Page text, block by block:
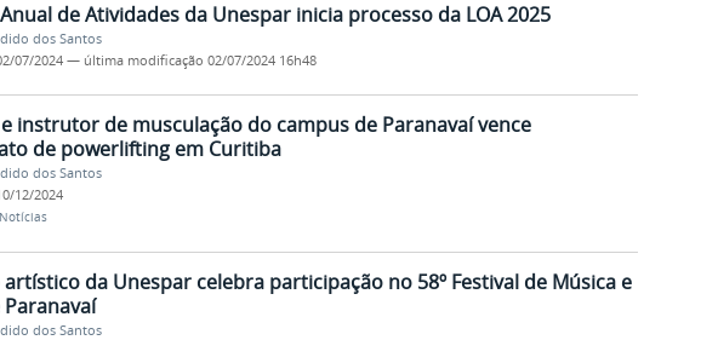
de Atividades da Unespar inicia processo da LOA 2025
dos Santos
07/2024 — última modificação 02/07/2024 16h48
instrutor de musculação do campus de Paranavaí vence
de powerlifting em Curitiba
dos Santos
12/2024
Notícias
da Unespar celebra participação no 58º Festival de Música e
dos Santos